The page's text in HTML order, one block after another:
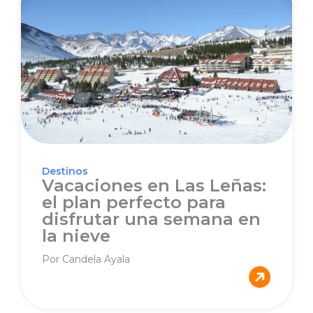
Destinos
Vacaciones en Las Leñas:
el plan perfecto para
disfrutar una semana en
la nieve
Por Candela Ayala